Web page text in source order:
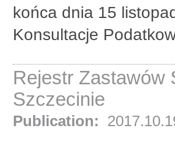
końca dnia 15
Konsultacje
Rejestr Zastawów
Szczecinie
Publication: